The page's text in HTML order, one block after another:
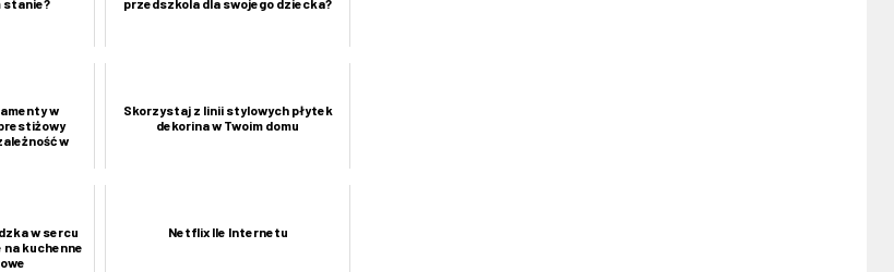
w
w
Skorzystaj z linii stylowych płytek
dekorina w Twoim domu
w sercu
na kuchenne
Netflix Ile Internetu